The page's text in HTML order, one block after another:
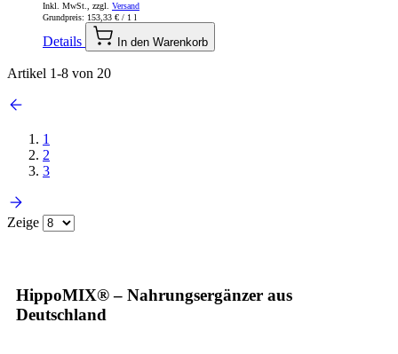
Inkl. MwSt., zzgl. Versand
Grundpreis: 153,33 € / 1 l
Details In den Warenkorb
Artikel 1-8 von 20
1
2
3
Zeige
HippoMIX® – Nahrungsergänzer aus
Deutschland